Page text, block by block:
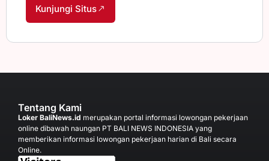
Kunjungi Situs
Tentang Kami
Loker BaliNews.id merupakan portal informasi lowongan pekerjaan
online dibawah naungan PT BALI NEWS INDONESIA yang
memberikan informasi lowongan pekerjaan harian di Bali secara
Online.